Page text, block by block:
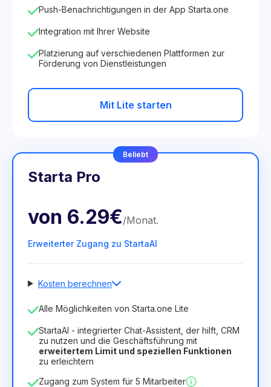
Push-Benachrichtigungen in der App Starta.one
Integration mit Ihrer Website
Platzierung auf verschiedenen Plattformen zur
Förderung von Dienstleistungen
Mit Lite starten
Beliebt
Starta Pro
von 6.29€/Monat.
Erweiterter Zugang zu StartaAI
Kosten berechnen
Anzahl der Mitarbeiter
Dauer der Lizenz
12 Months(Rabatt -25%) Vorteilhaft
8.99€ 6.29€ /Monat
Alle Möglichkeiten von Starta.one Lite
StartaAI - integrierter Chat-Assistent, der hilft, CRM
zu nutzen und die Geschäftsführung mit
erweitertem Limit und speziellen Funktionen
zu erleichtern
Zugang zum System für 5 Mitarbeiter